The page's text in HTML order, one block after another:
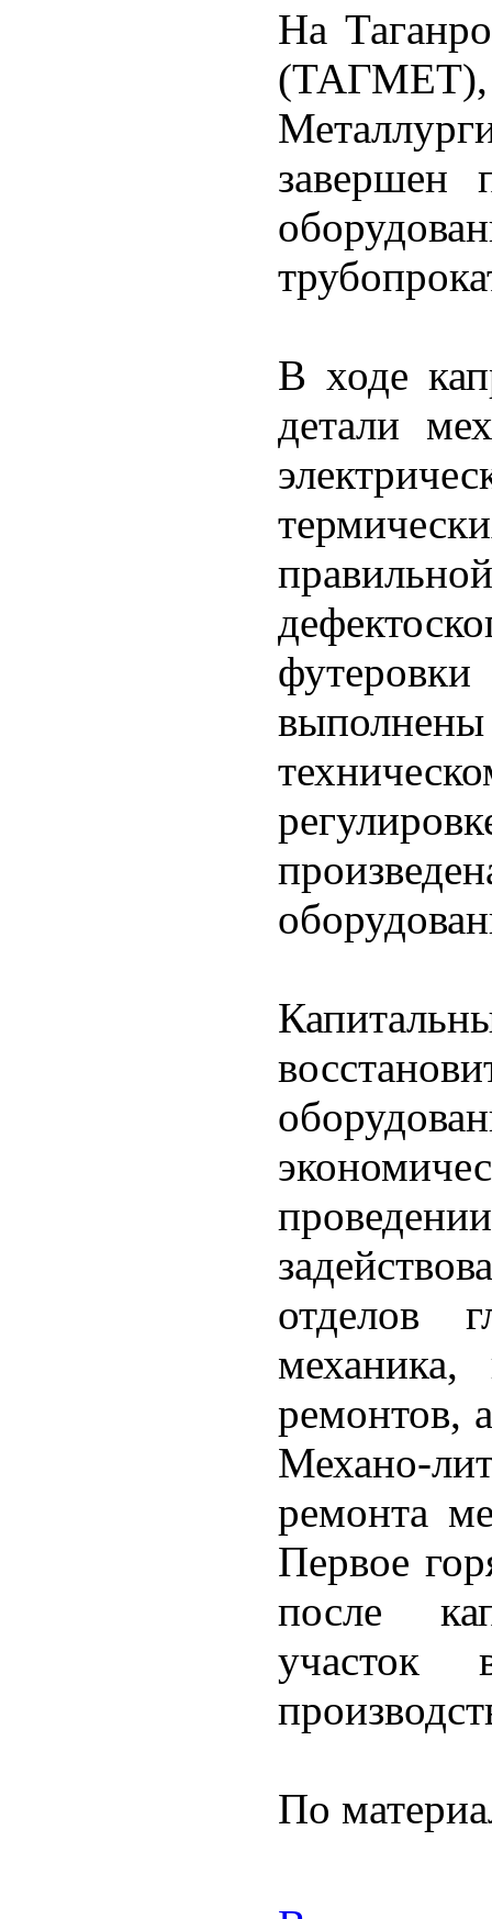
На
завершен
В ходе
детали
отделов
механика,
ремонтов,
Механо-
ремонта
Первое
после
участок
По